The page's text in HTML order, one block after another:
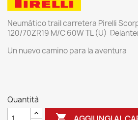
Neumático trail carretera Pirelli
120/70ZR19 M/C 60W TL (U)
Un nuevo camino para la aventura
Quantità